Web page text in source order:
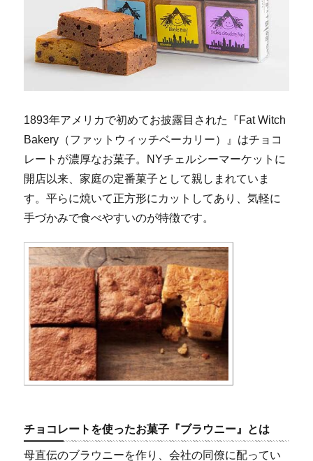
1893年アメリカで初めてお披露目された『Fat Witch
Bakery（ファットウィッチベーカリー）』はチョコ
レートが濃厚なお菓子。NYチェルシーマーケットに
開店以来、家庭の定番菓子として親しまれていま
す。平らに焼いて正方形にカットしてあり、気軽に
手づかみで食べやすいのが特徴です。
チョコレートを使ったお菓子『ブラウニー』とは
母直伝のブラウニーを作り、会社の同僚に配ってい